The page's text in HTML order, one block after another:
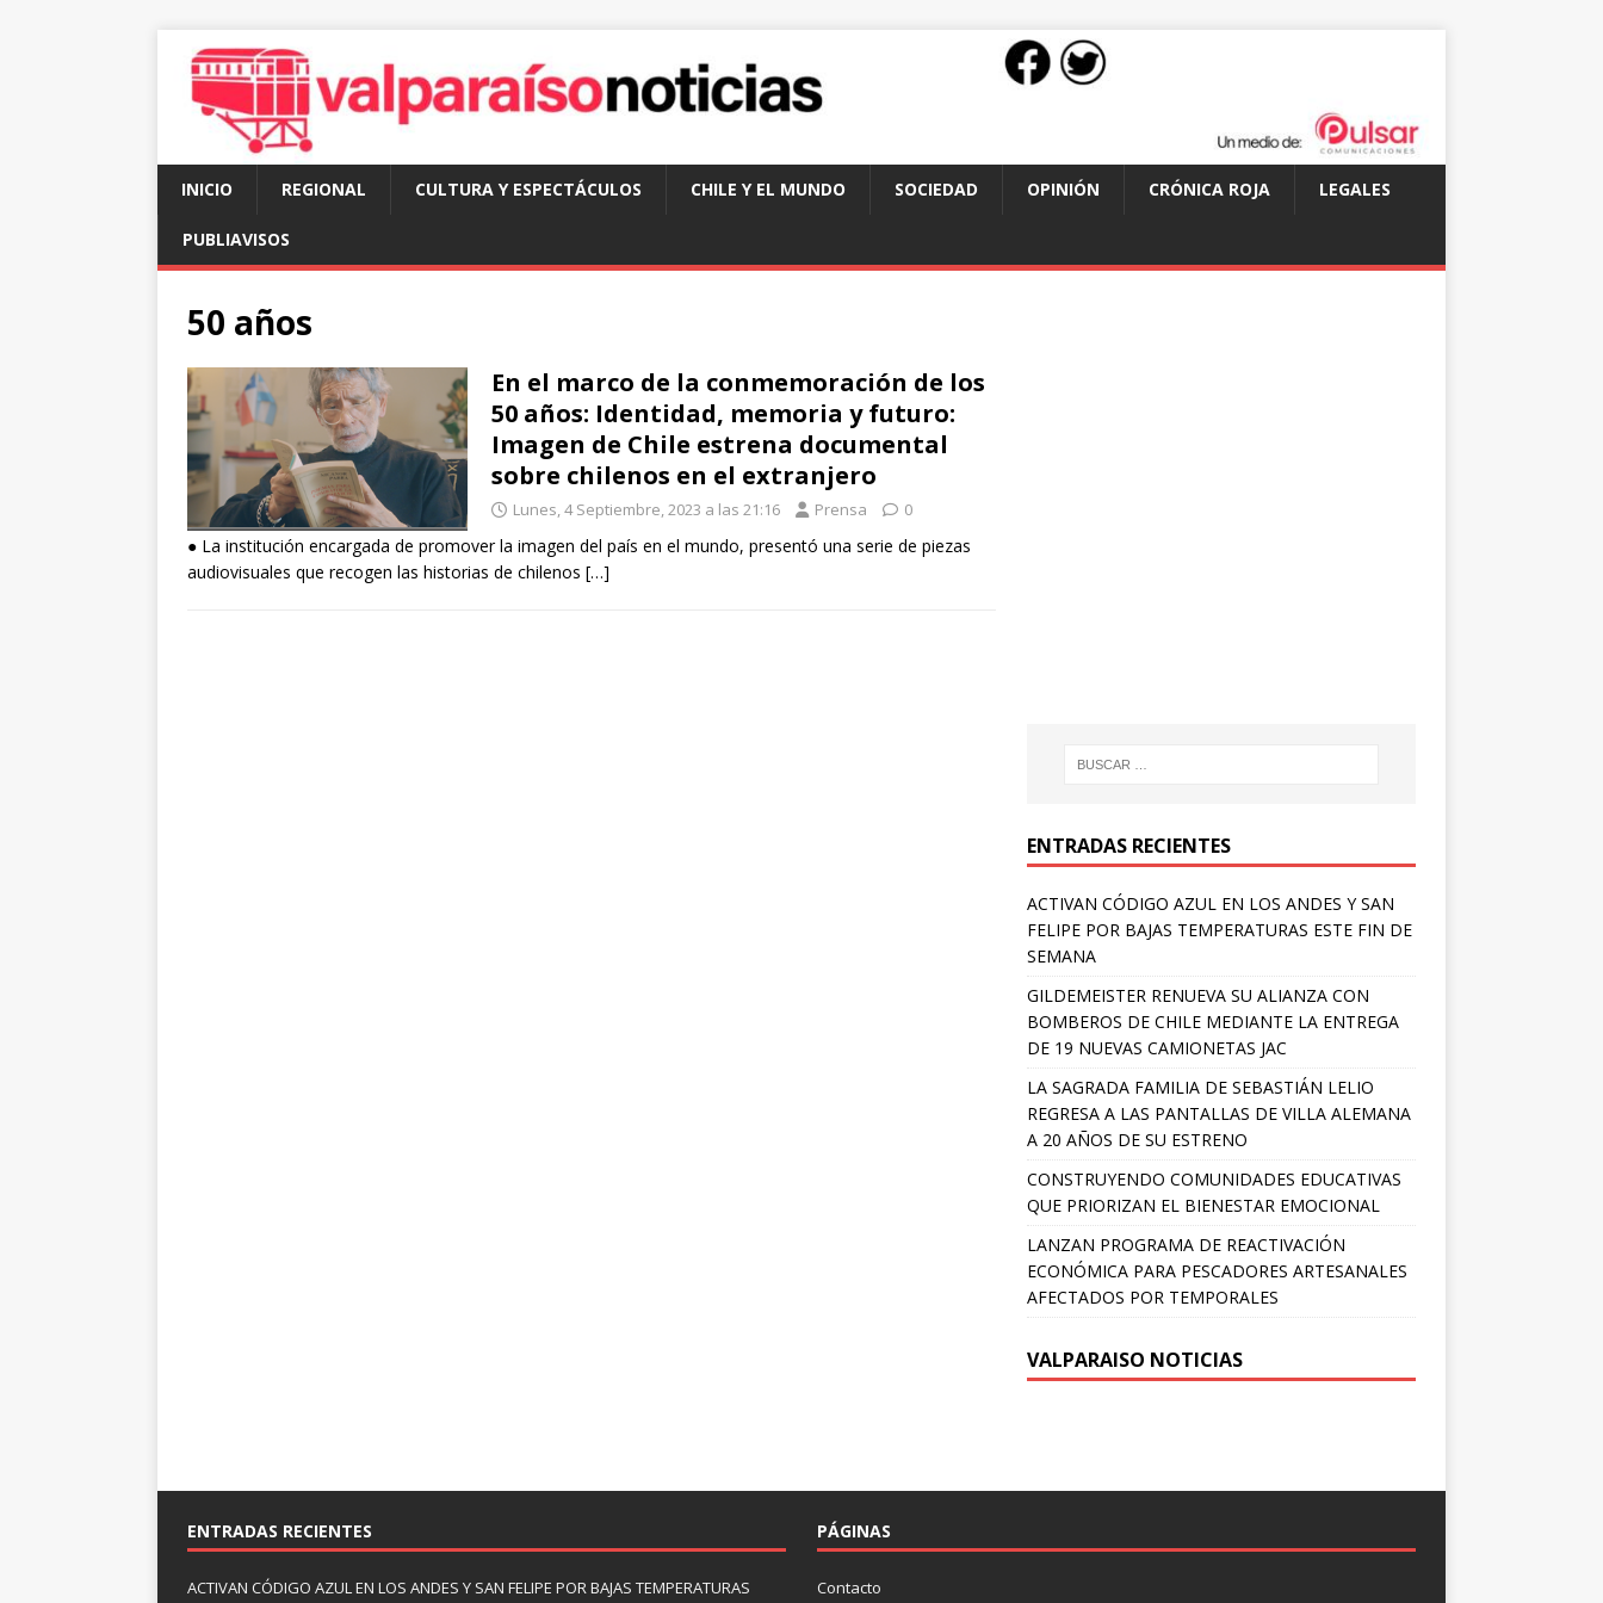
INICIO REGIONAL CULTURA Y ESPECTÁCULOS CHILE Y EL MUNDO SOCIEDAD OPINIÓN CRÓNICA ROJA LEGALES
PUBLIAVISOS
50 años
En el marco de la conmemoración de los
50 años: Identidad, memoria y futuro:
Imagen de Chile estrena documental
sobre chilenos en el extranjero
Lunes, 4 Septiembre, 2023 a las 21:16 Prensa 0
● La institución encargada de promover la imagen del país en el mundo, presentó una serie de piezas
audiovisuales que recogen las historias de chilenos […]
ENTRADAS RECIENTES
ACTIVAN CÓDIGO AZUL EN LOS ANDES Y SAN
FELIPE POR BAJAS TEMPERATURAS ESTE FIN DE
SEMANA
GILDEMEISTER RENUEVA SU ALIANZA CON
BOMBEROS DE CHILE MEDIANTE LA ENTREGA
DE 19 NUEVAS CAMIONETAS JAC
LA SAGRADA FAMILIA DE SEBASTIÁN LELIO
REGRESA A LAS PANTALLAS DE VILLA ALEMANA
A 20 AÑOS DE SU ESTRENO
CONSTRUYENDO COMUNIDADES EDUCATIVAS
QUE PRIORIZAN EL BIENESTAR EMOCIONAL
LANZAN PROGRAMA DE REACTIVACIÓN
ECONÓMICA PARA PESCADORES ARTESANALES
AFECTADOS POR TEMPORALES
VALPARAISO NOTICIAS
ENTRADAS RECIENTES
ACTIVAN CÓDIGO AZUL EN LOS ANDES Y SAN FELIPE POR BAJAS TEMPERATURAS
PÁGINAS
Contacto